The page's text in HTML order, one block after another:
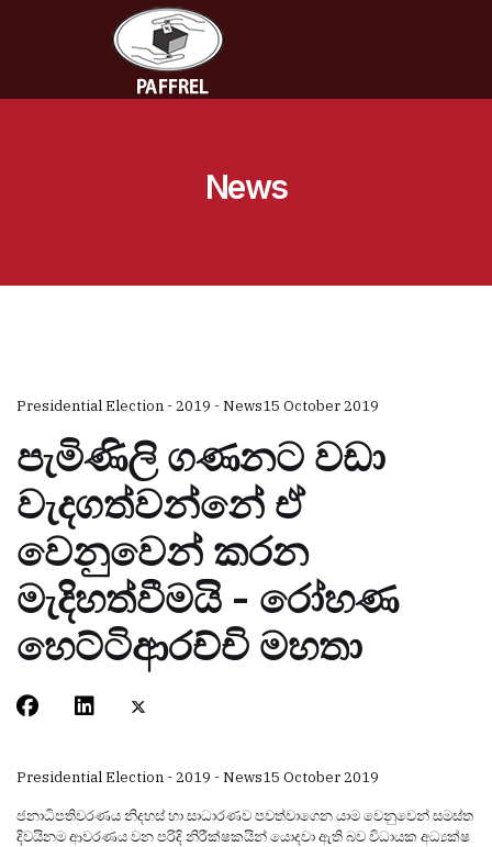
News
Presidential Election - 2019 - News15 October 2019
පැමිණිලි ගණනට වඩා
වැදගත්වන්නේ ඒ
වෙනුවෙන් කරන
මැදිහත්වීමයි - රෝහණ
හෙට්ටිආරච්චි මහතා
Presidential Election - 2019 - News15 October 2019
ජනාධිපතිවරණය නිදහස් හා සාධාරණව පවත්වාගෙන යාම වෙනුවෙන් සමස්ත
දිවයිනම ආවරණය වන පරිදි නිරීක්ෂකයින් යොදවා ඇති බව විධායක අධ්‍යක්ෂ